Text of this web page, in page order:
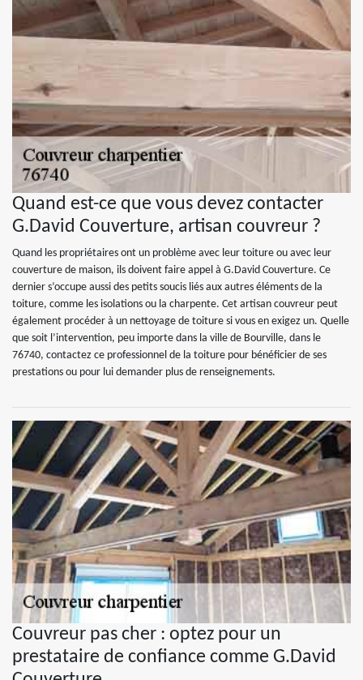
Quand est-ce que vous devez contacter
G.David Couverture, artisan couvreur ?
Quand les propriétaires ont un problème avec leur toiture ou avec leur
couverture de maison, ils doivent faire appel à G.David Couverture. Ce
dernier s’occupe aussi des petits soucis liés aux autres éléments de la
toiture, comme les isolations ou la charpente. Cet artisan couvreur peut
également procéder à un nettoyage de toiture si vous en exigez un. Quelle
que soit l’intervention, peu importe dans la ville de Bourville, dans le
76740, contactez ce professionnel de la toiture pour bénéficier de ses
prestations ou pour lui demander plus de renseignements.
Couvreur pas cher : optez pour un
prestataire de confiance comme G.David